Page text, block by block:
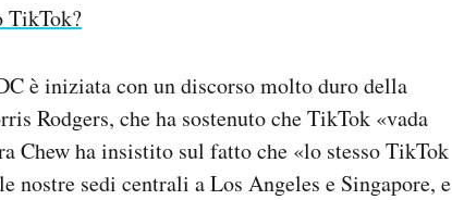
TikTok?
è iniziata con un discorso molto duro della
Rodgers, che ha sostenuto che TikTok «vada
Chew ha insistito sul fatto che «lo stesso TikTok
nostre sedi centrali a Los Angeles e Singapore, e